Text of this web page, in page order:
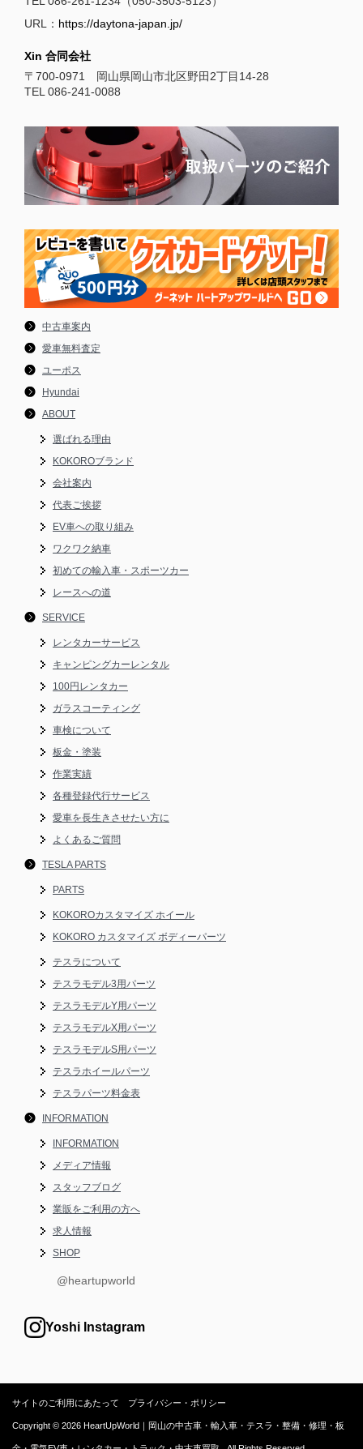
URL： https://daytona-japan.jp/
Xin 合同会社
〒700-0971 岡山県岡山市北区野田2丁目14-28
TEL 086-241-0088
中古車案内
愛車無料査定
ユーポス
Hyundai
ABOUT
選ばれる理由
KOKOROブランド
会社案内
代表ご挨拶
EV車への取り組み
ワクワク納車
初めての輸入車・スポーツカー
レースへの道
SERVICE
レンタカーサービス
キャンピングカーレンタル
100円レンタカー
ガラスコーティング
車検について
板金・塗装
作業実績
各種登録代行サービス
愛車を長生きさせたい方に
よくあるご質問
TESLA PARTS
PARTS
KOKOROカスタマイズ ホイール
KOKORO カスタマイズ ボディーパーツ
テスラについて
テスラモデル3用パーツ
テスラモデルY用パーツ
テスラモデルX用パーツ
テスラモデルS用パーツ
テスラホイールパーツ
テスラパーツ料金表
INFORMATION
INFORMATION
メディア情報
スタッフブログ
業販をご利用の方へ
求人情報
SHOP
@heartupworld
Yoshi Instagram
サイトのご利用にあたって プライバシー・ポリシー
Copyright © 2026 HeartUpWorld｜岡山の中古車・輸入車・テスラ・整備・修理・板